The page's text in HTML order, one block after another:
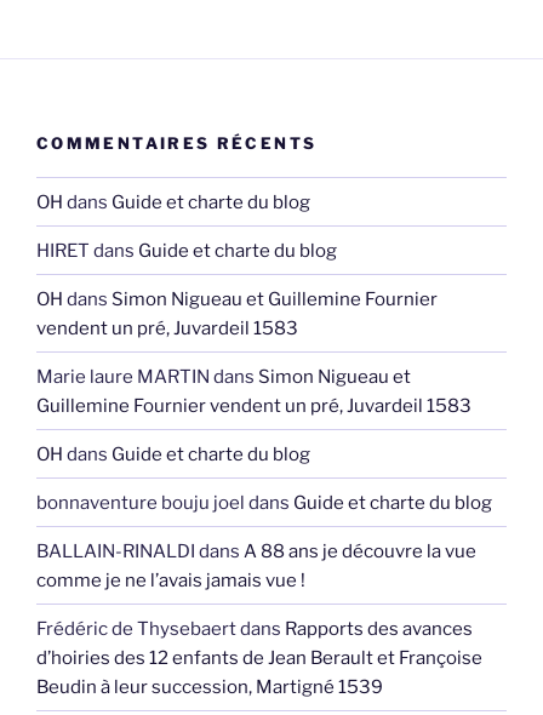
COMMENTAIRES RÉCENTS
OH dans Guide et charte du blog
HIRET dans Guide et charte du blog
OH dans Simon Nigueau et Guillemine Fournier
vendent un pré, Juvardeil 1583
Marie laure MARTIN dans Simon Nigueau et
Guillemine Fournier vendent un pré, Juvardeil 1583
OH dans Guide et charte du blog
bonnaventure bouju joel dans Guide et charte du blog
BALLAIN-RINALDI dans A 88 ans je découvre la vue
comme je ne l’avais jamais vue !
Frédéric de Thysebaertdans Rapports des avances
d’hoiries des 12 enfants de Jean Berault et Françoise
Beudin à leur succession, Martigné 1539